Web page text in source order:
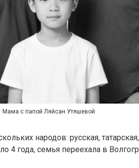
Мама с папой Ляйсан Утяшевой
народов: русская,
4 года, семья переехала в